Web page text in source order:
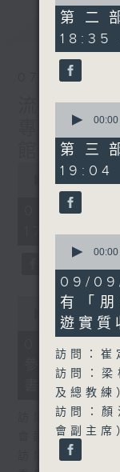
讚好Like「
Facebook
最新
07/08/2026
流動圖
專員主
館服務
seconds
07/08/
17:00 -
seconds
minutes,
seconds
00:00
07/08/
參差 申訴
書館服務
訪問：何敬康
會副主席）
訪問：董健莉
18
59
第二
18:35
50
35
00:00
第三
19:04
40
36
00:00
09/
有「
遊實質
訪問：崔
訪問：梁
及總教練
訪問：顏
會副主席